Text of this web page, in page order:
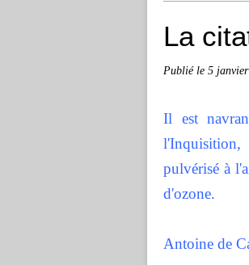
La
Publié le 5
Il est
l'Inquisition,
pulvérisé à
d'ozone.
Antoine de